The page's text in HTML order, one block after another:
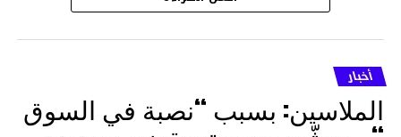
متأثرة بصدمة في الدماغ، وكانت إحدى عظام
أنفها مكسورة وكانت هناك كدمات متعددة على
وجهها ورأسها وذراعيها ويديها.
ويواجه بيشيمباييف (43 عاما) اتهامات بالتعذيب
أخبار
الملاسين: بسبب “نصبة في السوق